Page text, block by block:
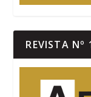
REVISTA Nº